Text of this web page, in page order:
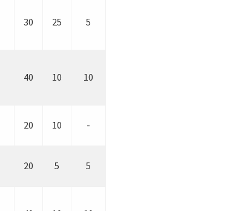
30 25 5
40 10 10
20 10 -
20 5 5